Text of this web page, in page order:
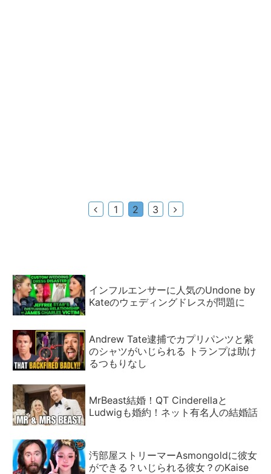
前
1 2 3
次
インフルエンサーに人気のUndone by
Kateのウェディングドレスが問題に
Andrew Tate逮捕でカプリパンツと紫
のシャツがいじられる トランプは助け
るつもりなし
MrBeast結婚！QT Cinderellaと
Ludwigも婚約！ネット有名人の結婚話
汚部屋ストリーマーAsmongoldに彼女
ができる？いじられる彼女？のKaise